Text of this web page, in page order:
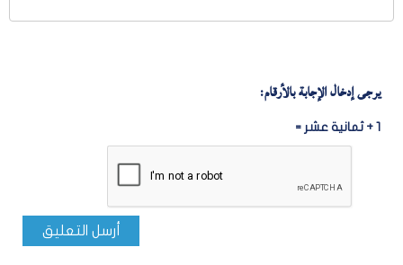
يرجى إدخال الإجابة بالأرقام:
1 + ثمانية عشر =
أرسل التعليق